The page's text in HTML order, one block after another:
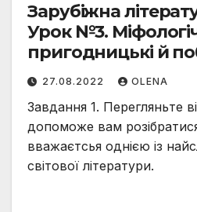
Зарубіжна
Урок №3. Міфологічні,
пригодницькі й
елементи в
Уславлення
вірності,
допитливості.
беззаконня,
несправедливості
27.08.2022 OLENA
Завдання 1. Перегляньте
допоможе вам
вважаєтсья однією із
світової літератури.